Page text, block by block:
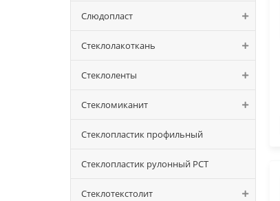
Слюдопласт
Стеклолакоткань
Стеклоленты
Стекломиканит
Стеклопластик профильный
Стеклопластик рулонный РСТ
Стеклотекстолит